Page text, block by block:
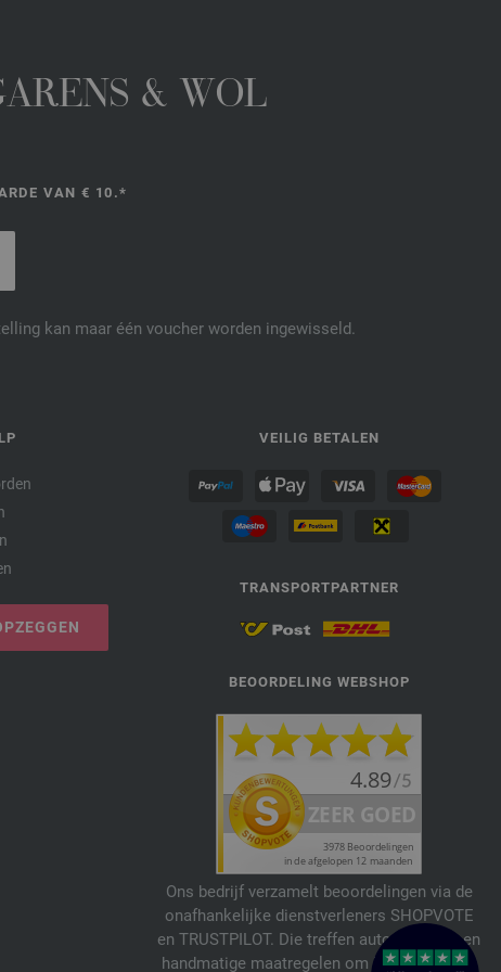
& WOL
VAN € 10.*
kan maar één voucher worden ingewisseld.
VEILIG BETALEN
TRANSPORTPARTNER
BEOORDELING WEBSHOP
Ons bedrijf verzamelt beoordelingen via de
onafhankelijke dienstverleners SHOPVOTE
en TRUSTPILOT. Die treffen automatische en
handmatige maatregelen om beoordelingen